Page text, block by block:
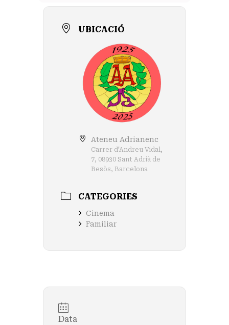
UBICACIÓ
Ateneu Adrianenc
Carrer d'Andreu Vidal,
7, 08930 Sant Adrià de
Besòs, Barcelona
CATEGORIES
Cinema
Familiar
Data